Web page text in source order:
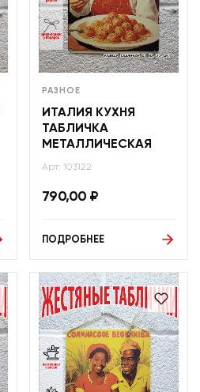
РАЗНОЕ
ИТАЛИЯ КУХНЯ
ТАБЛИЧКА
МЕТАЛЛИЧЕСКАЯ
Арт: 103122
790,00 ₽
ПОДРОБНЕЕ